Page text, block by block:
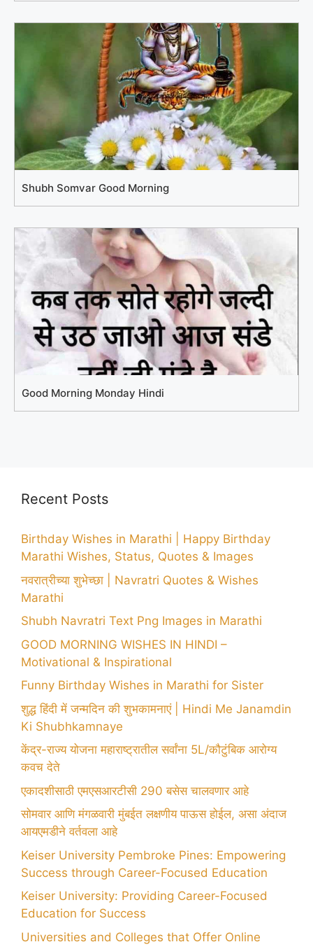
Shubh Somvar Good Morning
Good Morning Monday Hindi
Recent Posts
Birthday Wishes in Marathi | Happy Birthday
Marathi Wishes, Status, Quotes & Images
नवरात्रीच्या शुभेच्छा | Navratri Quotes & Wishes
Marathi
Shubh Navratri Text Png Images in Marathi
GOOD MORNING WISHES IN HINDI –
Motivational & Inspirational
Funny Birthday Wishes in Marathi for Sister
शुद्ध हिंदी में जन्मदिन की शुभकामनाएं | Hindi Me Janamdin
Ki Shubhkamnaye
केंद्र-राज्य योजना महाराष्ट्रातील सर्वांना 5L/कौटुंबिक आरोग्य
कवच देते
एकादशीसाठी एमएसआरटीसी 290 बसेस चालवणार आहे
सोमवार आणि मंगळवारी मुंबईत लक्षणीय पाऊस होईल, असा अंदाज
आयएमडीने वर्तवला आहे
Keiser University Pembroke Pines: Empowering
Success through Career-Focused Education
Keiser University: Providing Career-Focused
Education for Success
Universities and Colleges that Offer Online